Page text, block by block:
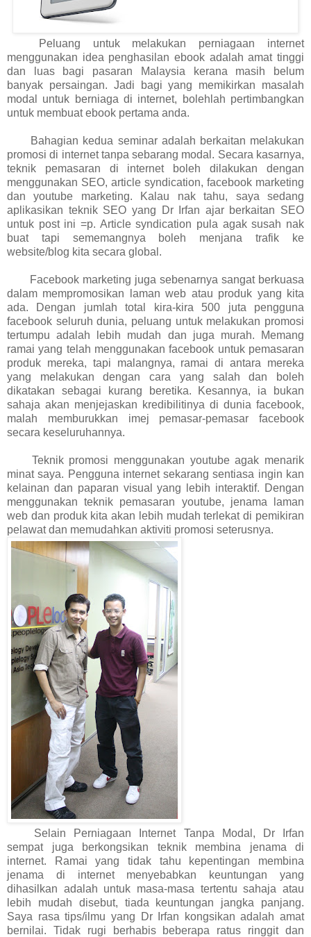
Peluang untuk melakukan perniagaan internet
menggunakan idea penghasilan ebook adalah amat tinggi
dan luas bagi pasaran Malaysia kerana masih belum
banyak persaingan. Jadi bagi yang memikirkan masalah
modal untuk berniaga di internet, bolehlah pertimbangkan
untuk membuat ebook pertama anda.
Bahagian kedua seminar adalah berkaitan melakukan
promosi di internet tanpa sebarang modal. Secara kasarnya,
teknik pemasaran di internet boleh dilakukan dengan
menggunakan SEO, article syndication, facebook marketing
dan youtube marketing. Kalau nak tahu, saya sedang
aplikasikan teknik SEO yang Dr Irfan ajar berkaitan SEO
untuk post ini =p. Article syndication pula agak susah nak
buat tapi sememangnya boleh menjana trafik ke
website/blog kita secara global.
Facebook marketing juga sebenarnya sangat berkuasa
dalam mempromosikan laman web atau produk yang kita
ada. Dengan jumlah total kira-kira 500 juta pengguna
facebook seluruh dunia, peluang untuk melakukan promosi
tertumpu adalah lebih mudah dan juga murah. Memang
ramai yang telah menggunakan facebook untuk pemasaran
produk mereka, tapi malangnya, ramai di antara mereka
yang melakukan dengan cara yang salah dan boleh
dikatakan sebagai kurang beretika. Kesannya, ia bukan
sahaja akan menjejaskan kredibilitinya di dunia facebook,
malah memburukkan imej pemasar-pemasar facebook
secara keseluruhannya.
Teknik promosi menggunakan youtube agak menarik
minat saya. Pengguna internet sekarang sentiasa ingin kan
kelainan dan paparan visual yang lebih interaktif. Dengan
menggunakan teknik pemasaran youtube, jenama laman
web dan produk kita akan lebih mudah terlekat di pemikiran
pelawat dan memudahkan aktiviti promosi seterusnya.
Selain Perniagaan Internet Tanpa Modal, Dr Irfan
sempat juga berkongsikan teknik membina jenama di
internet. Ramai yang tidak tahu kepentingan membina
jenama di internet menyebabkan keuntungan yang
dihasilkan adalah untuk masa-masa tertentu sahaja atau
lebih mudah disebut, tiada keuntungan jangka panjang.
Saya rasa tips/ilmu yang Dr Irfan kongsikan adalah amat
bernilai. Tidak rugi berhabis beberapa ratus ringgit dan